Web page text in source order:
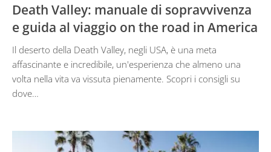
Death Valley: manuale di sopravvivenza
e guida al viaggio on the road in America
Il deserto della Death Valley, negli USA, è una meta
affascinante e incredibile, un'esperienza che almeno una
volta nella vita va vissuta pienamente. Scopri i consigli su
dove…